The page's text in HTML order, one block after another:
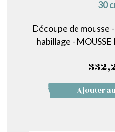
30
Découpe de mousse
habillage - MOUSSE
Ajouter